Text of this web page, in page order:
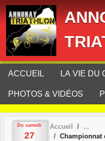
ACCUEIL LA VIE DU
PHOTOS & VIDÉOS
Du samedi
27
Accueil
Championnat
Panneau de gestion des